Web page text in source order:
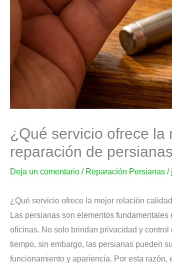
¿Qué servicio ofrece
reparación de
Deja un comentario / Reparación Persianas /
¿Qué servicio ofrece la mejor relación
Las persianas son elementos
oficinas. No solo brindan privacidad y
tiempo, sin embargo, las persianas pueden
funcionamiento y apariencia. Por esta